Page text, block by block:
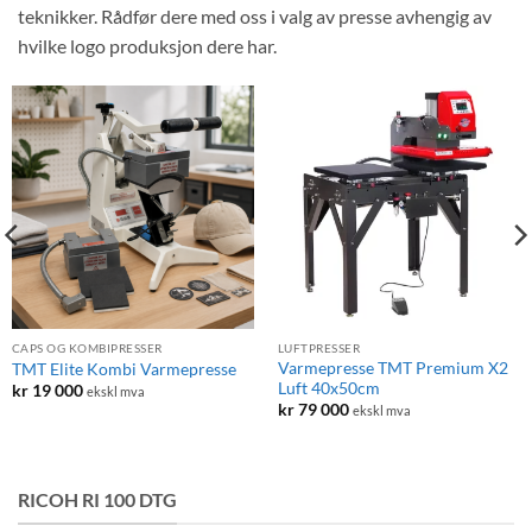
teknikker. Rådfør dere med oss i valg av presse avhengig av
hvilke logo produksjon dere har.
CAPS OG KOMBIPRESSER
TMT Elite Kombi Varmepresse
kr19 000 ekskl mva
LUFTPRESSER
Varmepresse TMT Premium X2
Luft 40x50cm
kr79 000 ekskl mva
RICOH RI 100 DTG